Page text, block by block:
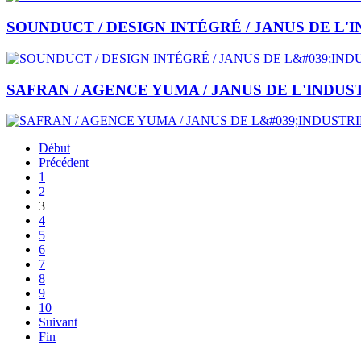
SOUNDUCT / DESIGN INTÉGRÉ / JANUS DE
SAFRAN / AGENCE YUMA / JANUS DE
Début
Précédent
1
2
3
4
5
6
7
8
9
10
Suivant
Fin